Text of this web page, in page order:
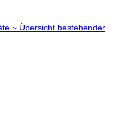
~ Übersicht bestehender